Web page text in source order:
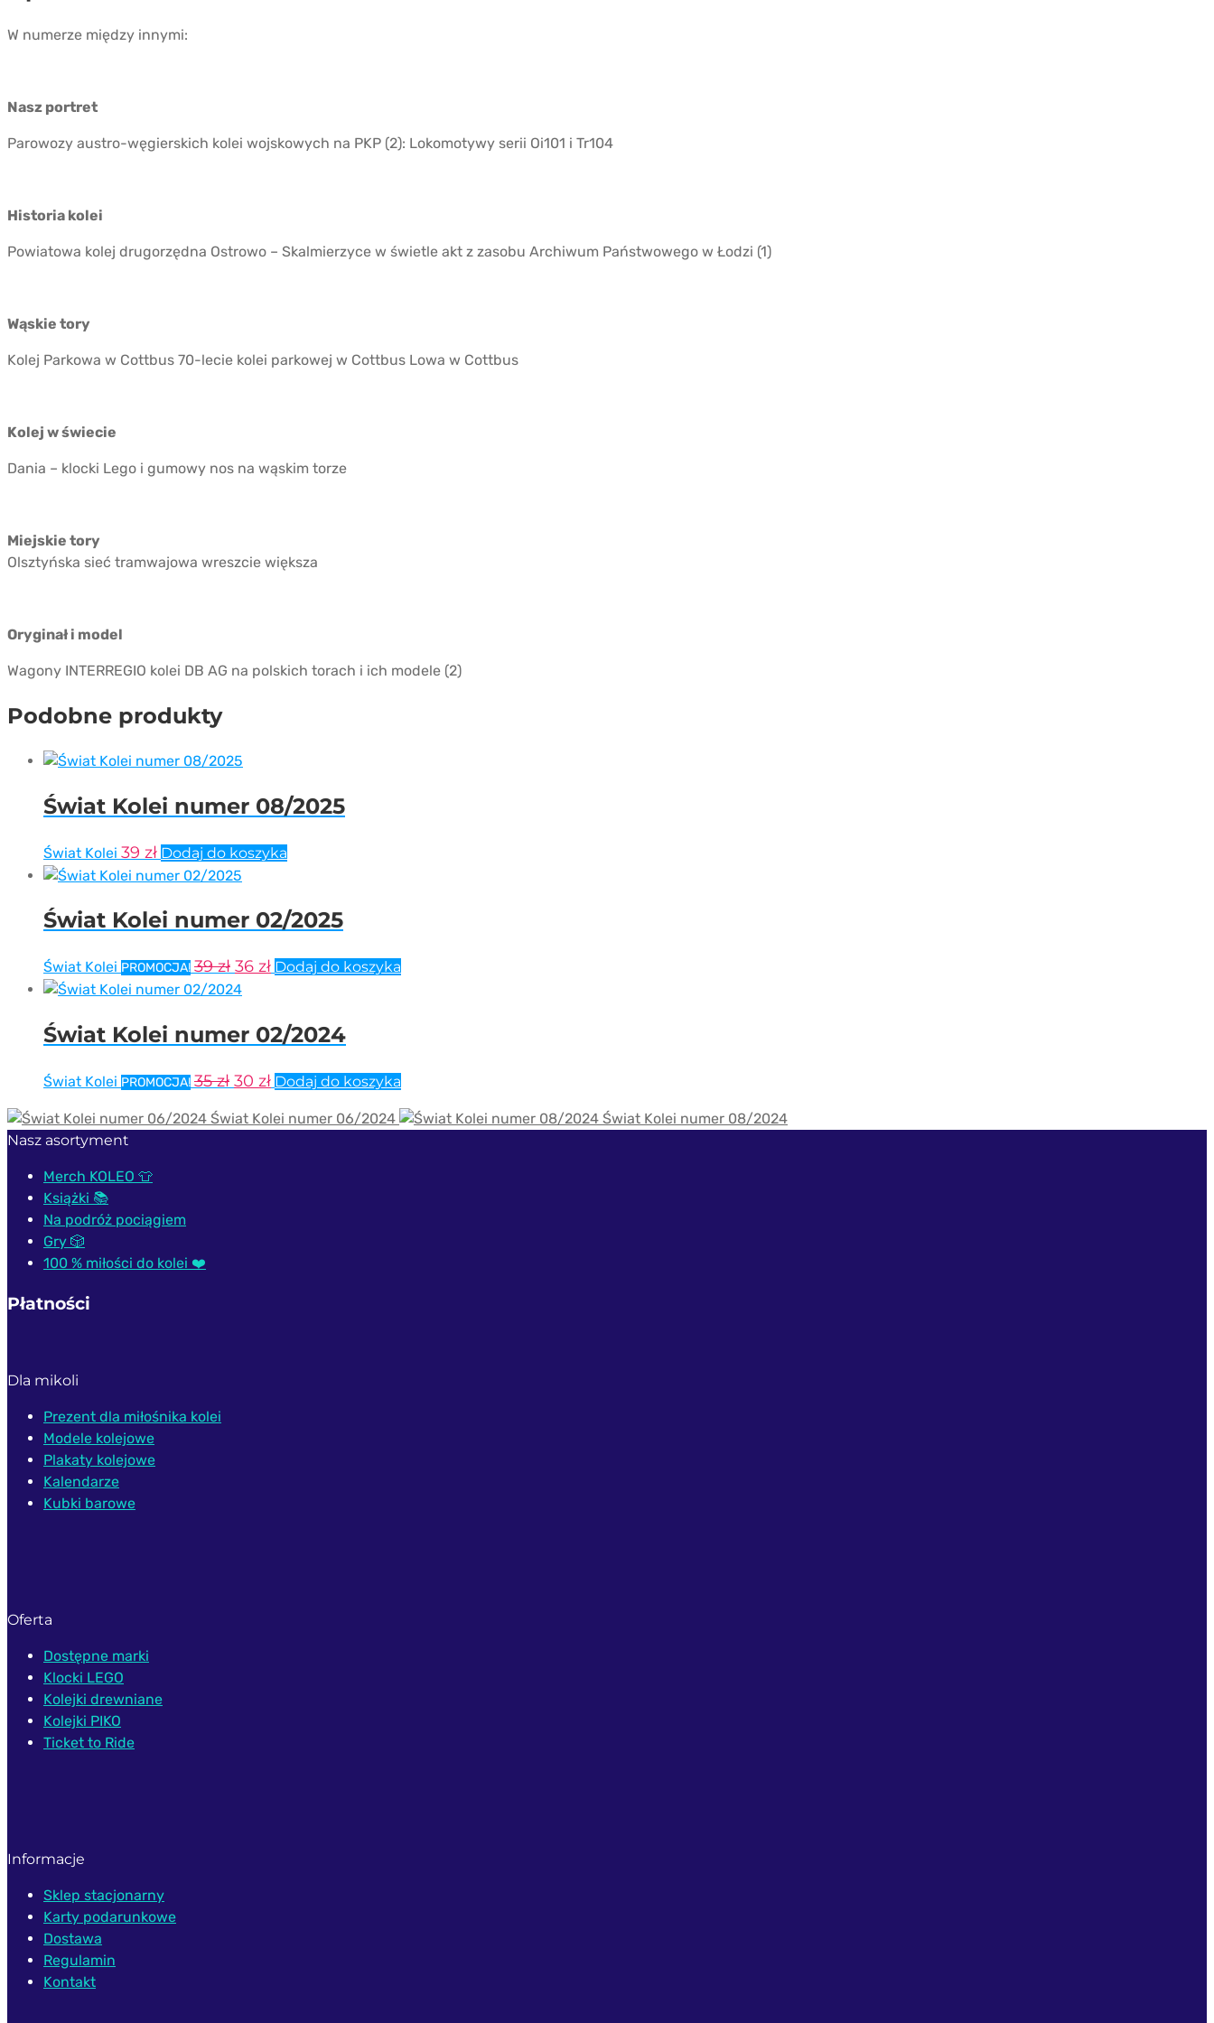
W numerze między innymi:
Nasz portret
Parowozy austro-węgierskich kolei wojskowych na PKP (2): Lokomotywy serii Oi101 i Tr104
Historia kolei
Powiatowa kolej drugorzędna Ostrowo – Skalmierzyce w świetle akt z zasobu Archiwum Państwowego w Łodzi (1)
Wąskie tory
Kolej Parkowa w Cottbus 70-lecie kolei parkowej w Cottbus Lowa w Cottbus
Kolej w świecie
Dania – klocki Lego i gumowy nos na wąskim torze
Miejskie tory
Olsztyńska sieć tramwajowa wreszcie większa
Oryginał i model
Wagony INTERREGIO kolei DB AG na polskich torach i ich modele (2)
Podobne produkty
Świat Kolei numer 08/2025
Świat Kolei 39 zł Dodaj do koszyka
Świat Kolei numer 02/2025
Świat Kolei PROMOCJA! 39zł Pierwotna
cena
39 zł.
36 złAktualna
36 zł.
Dodaj do koszyka
Świat Kolei numer 02/2024
Świat Kolei PROMOCJA! 35zł Pierwotna
wynosiła:
30 złAktualna
wynosi:
Dodaj do koszyka
Świat Kolei numer 06/2024
Świat Kolei numer 08/2024
Nasz asortyment
Merch KOLEO 👕
Książki 📚
Na podróż pociągiem
Gry 🎲
100 % miłości do kolei ❤️
Płatności
Dla mikoli
Prezent dla miłośnika kolei
Modele kolejowe
Plakaty kolejowe
Kalendarze
Kubki barowe
Oferta
Dostępne marki
Klocki LEGO
Kolejki drewniane
Kolejki PIKO
Ticket to Ride
Informacje
Sklep stacjonarny
Karty podarunkowe
Dostawa
Regulamin
Kontakt